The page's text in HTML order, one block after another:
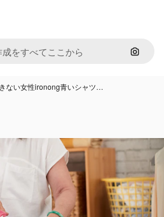
画像で
ない女性ironong青いシャツ…